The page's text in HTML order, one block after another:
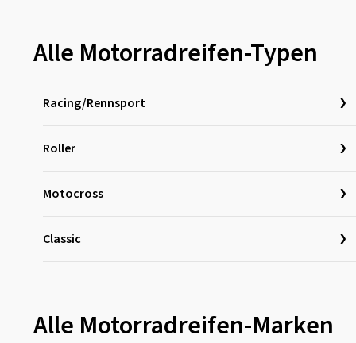
Alle Motorradreifen-Typen
Racing/Rennsport
Roller
Motocross
Classic
Alle Motorradreifen-Marken